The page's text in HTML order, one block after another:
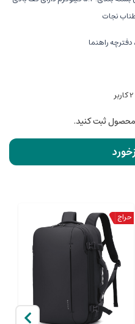
طناب نجات
راهنما
محصول ثبت کنید.